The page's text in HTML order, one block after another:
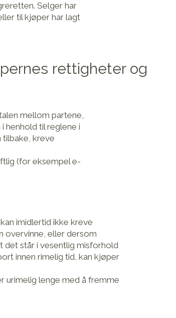
Selger har
til kjøper har lagt
rettigheter og
mellom partene,
henhold til reglene i
kreve
(for eksempel e-
imidlertid ikke kreve
overvinne, eller dersom
det står i vesentlig misforhold
innen rimelig tid, kan kjøper
urimelig lenge med å fremme